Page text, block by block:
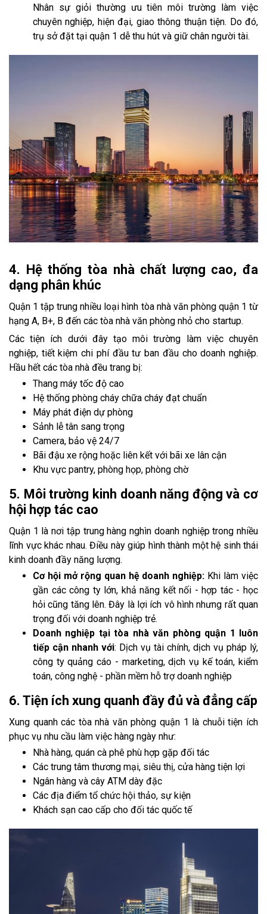
Nhân sự giỏi thường ưu tiên môi trường làm việc
chuyên nghiệp, hiện đại, giao thông thuận tiện. Do đó,
trụ sở đặt tại quận 1 dễ thu hút và giữ chân người tài.
4. Hệ thống tòa nhà chất lượng cao, đa
dạng phân khúc
Quận 1 tập trung nhiều loại hình tòa nhà văn phòng quận 1 từ
hạng A, B+, B đến các tòa nhà văn phòng nhỏ cho startup.
Các tiện ích dưới đây tạo môi trường làm việc chuyên
nghiệp, tiết kiệm chi phí đầu tư ban đầu cho doanh nghiệp.
Hầu hết các tòa nhà đều trang bị:
Thang máy tốc độ cao
Hệ thống phòng cháy chữa cháy đạt chuẩn
Máy phát điện dự phòng
Sảnh lễ tân sang trọng
Camera, bảo vệ 24/7
Bãi đậu xe rộng hoặc liên kết với bãi xe lân cận
Khu vực pantry, phòng họp, phòng chờ
5. Môi trường kinh doanh năng động và cơ
hội hợp tác cao
Quận 1 là nơi tập trung hàng nghìn doanh nghiệp trong nhiều
lĩnh vực khác nhau. Điều này giúp hình thành một hệ sinh thái
kinh doanh đầy năng lượng.
Cơ hội mở rộng quan hệ doanh nghiệp: Khi làm việc
gần các công ty lớn, khả năng kết nối - hợp tác - học
hỏi cũng tăng lên. Đây là lợi ích vô hình nhưng rất quan
trọng đối với doanh nghiệp trẻ.
Doanh nghiệp tại tòa nhà văn phòng quận 1 luôn
tiếp cận nhanh với: Dịch vụ tài chính, dịch vụ pháp lý,
công ty quảng cáo - marketing, dịch vụ kế toán, kiểm
toán, công nghệ - phần mềm hỗ trợ doanh nghiệp
6. Tiện ích xung quanh đầy đủ và đẳng cấp
Xung quanh các tòa nhà văn phòng quận 1 là chuỗi tiện ích
phục vụ nhu cầu làm việc hàng ngày như:
Nhà hàng, quán cà phê phù hợp gặp đối tác
Các trung tâm thương mại, siêu thị, cửa hàng tiện lợi
Ngân hàng và cây ATM dày đặc
Các địa điểm tổ chức hội thảo, sự kiện
Khách sạn cao cấp cho đối tác quốc tế